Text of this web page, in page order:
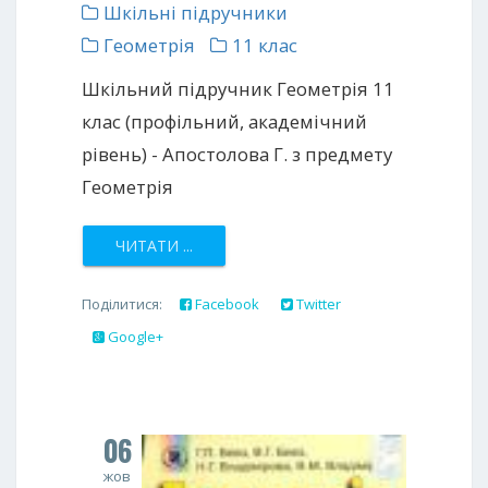
Шкільні підручники
Геометрія
11 клас
Шкільний підручник Геометрія 11
клас (профільний, академічний
рівень) - Апостолова Г. з предмету
Геометрія
ЧИТАТИ ...
Поділитися: Facebook
Twitter
Google+
06
жов